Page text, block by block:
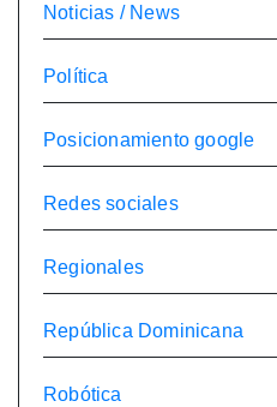
Noticias / News
Política
Posicionamiento google
Redes sociales
Regionales
República Dominicana
Robótica